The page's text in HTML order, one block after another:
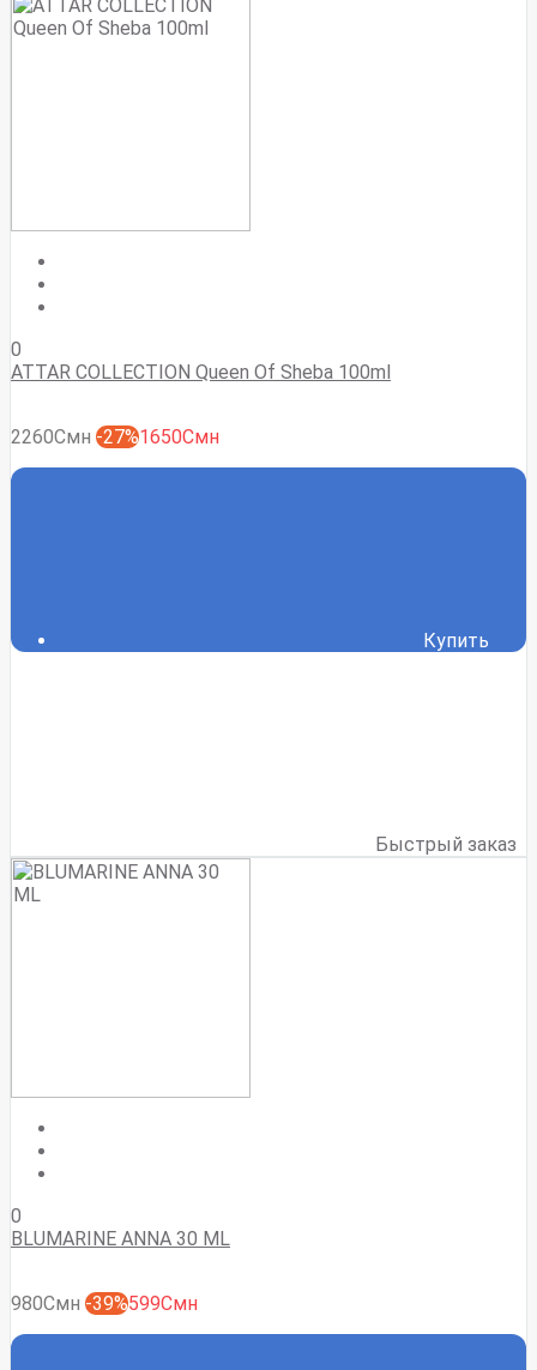
0
ATTAR COLLECTION Queen Of Sheba 100ml
2260Смн -27%1650Смн
Купить
Быстрый заказ
0
BLUMARINE ANNA 30 ML
980Смн -39%599Смн